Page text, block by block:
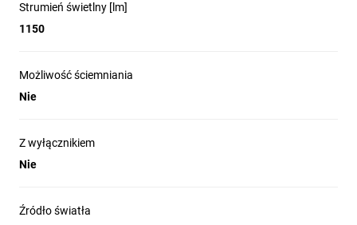
Strumień świetlny [lm]
1150
Możliwość ściemniania
Nie
Z wyłącznikiem
Nie
Źródło światła